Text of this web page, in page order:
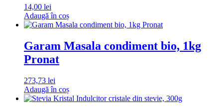
14,00 lei
Adaugă în coș
Garam Masala condiment bio, 1kg
Pronat
273,73 lei
Adaugă în coș